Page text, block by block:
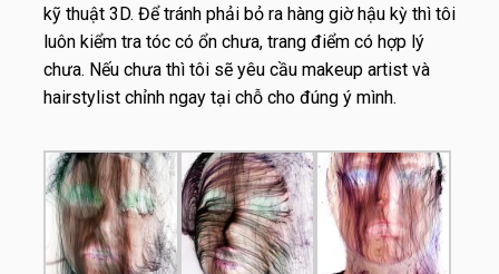
kỹ thuật 3D. Để tránh phải bỏ ra hàng giờ hậu kỳ thì tôi
luôn kiểm tra tóc có ổn chưa, trang điểm có hợp lý
chưa. Nếu chưa thì tôi sẽ yêu cầu makeup artist và
hairstylist chỉnh ngay tại chỗ cho đúng ý mình.